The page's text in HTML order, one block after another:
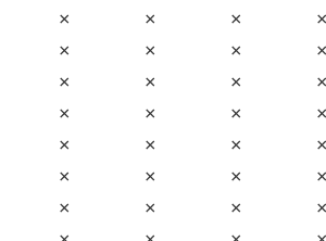
× × ×
× × ×
× × ×
× × ×
× × ×
× × ×
× × ×